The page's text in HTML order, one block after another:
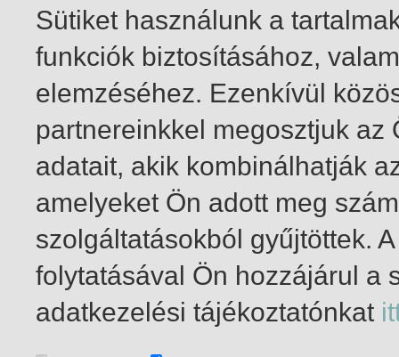
1-1 / insgesamt 1 Treffer
Sütiket használunk a
funkciók biztosításához,
elemzéséhez. Ezenkívül
partnereinkkel megosztjuk
adatait, akik kombinálhatják
amelyeket Ön adott meg
szolgáltatásokból gyűjtöttek.
folytatásával Ön hozzájárul a
adatkezelési tájékoztatónkat